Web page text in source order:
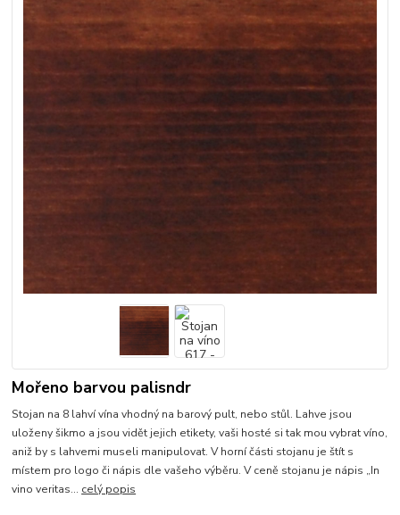
Mořeno barvou palisndr
Stojan na 8 lahví vína vhodný na barový pult, nebo stůl. Lahve jsou
uloženy šikmo a jsou vidět jejich etikety, vaši hosté si tak mou vybrat víno,
aniž by s lahvemi museli manipulovat. V horní části stojanu je štít s
místem pro logo či nápis dle vašeho výběru. V ceně stojanu je nápis „In
vino veritas... celý popis